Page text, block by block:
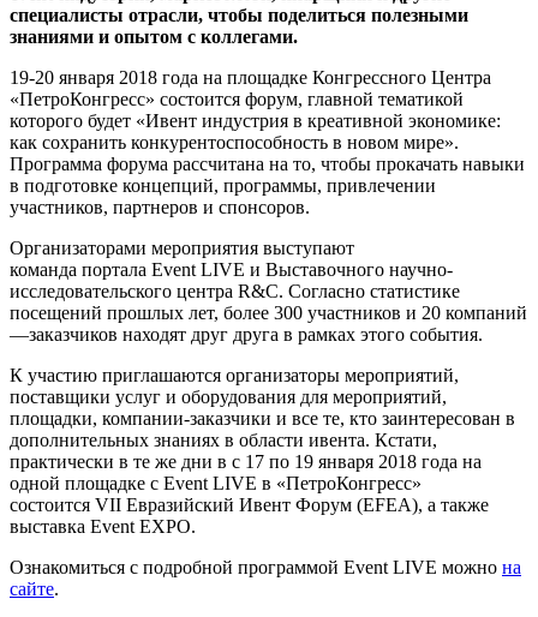
специалисты отрасли, чтобы поделиться полезными
знаниями и опытом с коллегами.
19-20 января 2018 года на площадке Конгрессного Центра
«ПетроКонгресс» состоится форум, главной тематикой
которого будет «Ивент индустрия в креативной экономике:
как сохранить конкурентоспособность в новом мире».
Программа форума рассчитана на то, чтобы прокачать навыки
в подготовке концепций, программы, привлечении
участников, партнеров и спонсоров.
Организаторами мероприятия выступают
команда портала Event LIVE и Выставочного научно-
исследовательского центра R&C. Согласно статистике
посещений прошлых лет, более 300 участников и 20 компаний
—заказчиков находят друг друга в рамках этого события.
К участию приглашаются организаторы мероприятий,
поставщики услуг и оборудования для мероприятий,
площадки, компании-заказчики и все те, кто заинтересован в
дополнительных знаниях в области ивента. Кстати,
практически в те же дни в c 17 по 19 января 2018 года на
одной площадке с Event LIVE в «ПетроКонгресс»
состоится VII Евразийский Ивент Форум (EFEA), а также
выставка Event EXPO.
Ознакомиться с подробной программой Event LIVE можно на
сайте.